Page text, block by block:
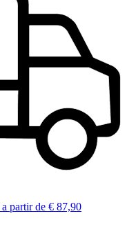
a partir de € 87,90